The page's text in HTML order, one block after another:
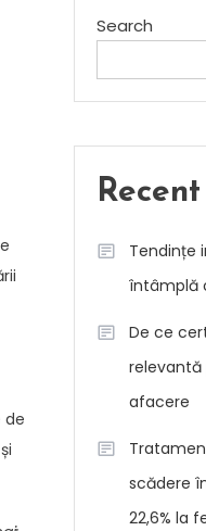
de
Search
Tendințe
întâmplă
De ce
afacere
scădere
22,6% la